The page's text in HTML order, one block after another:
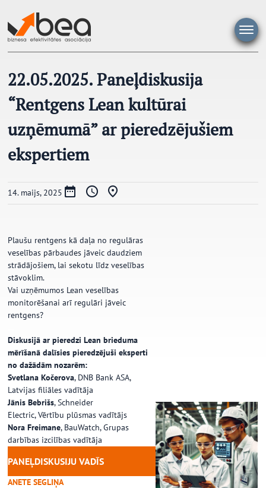
saturu
22.05.2025. Paneļdiskusija
“Rentgens Lean kultūrai
uzņēmumā” ar pieredzējušiem
ekspertiem
14. maijs, 2025
Plaušu rentgens kā daļa no regulāras
veselības pārbaudes jāveic daudziem
strādājošiem, lai sekotu līdz veselības
stāvoklim.
Vai uzņēmumos Lean veselības
monitorēšanai arī regulāri jāveic
rentgens?
Diskusijā ar pieredzi Lean brieduma
mērīšanā dalīsies pieredzējuši eksperti
no dažādām nozarēm:
Svetlana Kočerova, DNB Bank ASA,
Latvijas filiāles vadītāja
Jānis Bebrišs, Schneider
Electric, Vērtību plūsmas vadītājs
Nora Freimane, BauWatch, Grupas
darbības izcilības vadītāja
PANEĻDISKUSIJU VADĪS
ANETE SEGLIŅA